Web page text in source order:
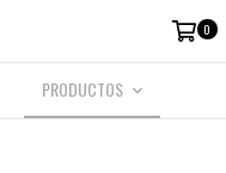
0
PRODUCTOS